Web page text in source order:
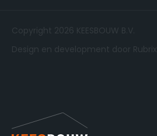
Copyright 2026 KEESBOUW B.V.
Design en development door Rubrix